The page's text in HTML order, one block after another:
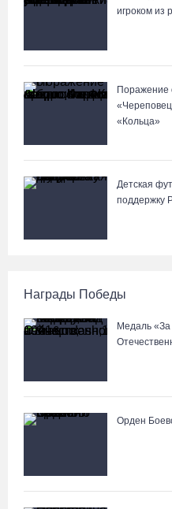
игроком из
Поражение
«Кольца»
Детская
поддержку
Награды Победы
Медаль
Орден